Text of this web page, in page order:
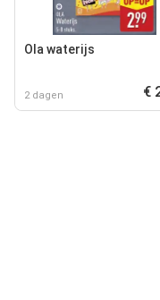
Ola waterijs
2 dagen €